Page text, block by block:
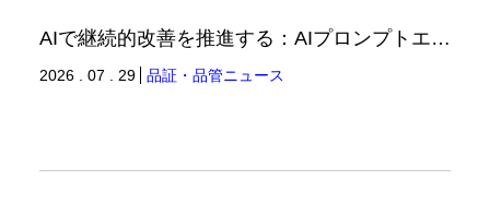
AIで継続的改善を推進する：AIプロンプトエンジニアリングへの品質思考の適用-3（品証品管ニュース）
2026 . 07 . 29 品証・品管ニュース